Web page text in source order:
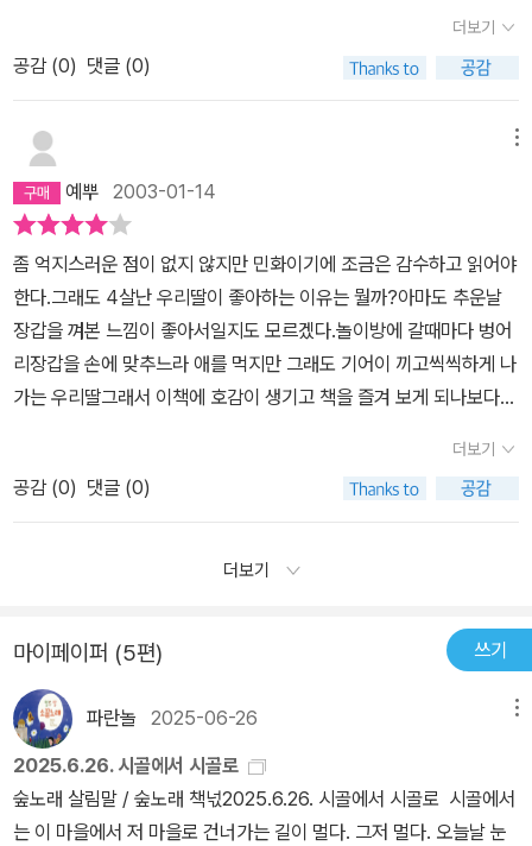
색깔이나 바탕의 배경색이 묘하게 달라 시각적 효과를 떨어뜨리고 있
었다. 배경색이 시간의 흐름을 짐작케 하기 위한 배려였다면 좀 더 일
이 너무 컸기 때문이었다. 바로 그 전 페이지에서는 곰이 구부정하게
뒷집을 지고 선 채 장갑 속으로 들어가길 청하고 있는데, 바로 다음장
은 숲 속에 장갑 한 짝이 떨어져 있는 처음 시작의 그림으로 돌아가 있
다. 본문의 그 긴박하고 극적인 전환이 달랑 이 그림 한 장으로 제시되
어 있는 것이다. '장갑은 금방이라도 터져버릴 것만 같았습니다. 그런
데 숲속을 걸어가던 할아버지는 장갑 한 짝이 없어진 것을 알아차렸
어요. 즉시 찾으러 되돌아왔습니다. 강아지가 먼저 뛰어갔습니다. 계
속해서 뛰어가자 장갑이 떨어져 있었어요. 장갑은 조금씩 움직이고
에서 기어나와 숲 속 여기저기로 달아났어요. 할아버지가 다가와서
장갑을 주워갔습니다.' (본문 마지막 장)이렇게 본문의 마지막 장을
몽땅 옮긴 것은, 이 글 아래 조그맣게 그려진 그림을 보면서 억울한 느
로운 이 마지막 장의 이야기가 달랑(!) 이 썰렁한 그림 하나로 대치되
보기에 이 책은 절반의 성공일 뿐이다.
라에서 번역 출간되어 많은 어린이들의 사랑을 받고 있다. 이 이야기
는 옛날 이야기의 전형적인 작품으로 그림책이 아니면 이해가 어려운
책이 아닌데 그림을 넣으므로 더 빛나게 된 그림책이라 한다. 그림책
은 내용과 그림이 일치해야 한다는 그런점에서 보면 이 책은 완전히
관찰하면 신기하게 다른 점들이 많이 나타난다. 다섯째 장면부터는
토끼가 동거하게 되고 집의 모양도 조금 더 바뀐다. 베란다처럼 마루
를 깔고 추녀를 달았고 마루 밑에는 창고 같은 작은 문이 하나 생겼다.
추녀에는 커다란 못이 하나 박혀 있는 것 까지 볼 수 있다. 여섯째 지
붕 굴뚝이 생기고 연기가 나온다. 일곱째 창문이 생겼고 추녀에는 종
이 매달려 있다. 여덟째 장갑이 꽉 차며 장갑의 한쪽에는 실밥이 터져
있는 것을 볼 수 있다.그림책에는 이렇게 그림을 보는 묘미가 있는 것
같다. 그림을 보는 시각을 깨우쳐 주며 그림 보는 안목을 키워주는 것
같다. 아이와 함께 읽으면서 그림에 몰두하며 보면 더 재미있을 것 같
더보기
공감 (0) 댓글 (0)
예뿌 2003-01-14
좀 억지스러운 점이 없지 않지만 민화이기에 조금은 감수하고 읽어야
한다.그래도 4살난 우리딸이 좋아하는 이유는 뭘까?아마도 추운날
장갑을 껴본 느낌이 좋아서일지도 모르겠다.놀이방에 갈때마다 벙어
리장갑을 손에 맞추느라 애를 먹지만 그래도 기어이 끼고씩씩하게 나
가는 우리딸그래서 이책에 호감이 생기고 책을 즐겨 보게 되나보다엄
물들이 사이좋게 들어가는 모습이 참 따뜻해 보이니까..그런데 하나,
둘, 동물들의 숫자를 세는 건 좀 불편하다고 표현하고 싶다.왜냐구 그
것까지 글로 써 놓지 않아도 엄마들이 알아서 재량껏 해줄 부분을 빼
앗은것 같아서..또 마지막 끝맺음이 좀 엉성한 느낌이 드는건할아버
리딸은 장갑을 아주 좋아하니까 본전은 뽑았다고 할수 있지 ㅋㅋㅋ
더보기
공감 (0) 댓글 (0)
더보기
마이페이퍼 (5편) 쓰기
파란놀 2025-06-26
2025.6.26. 시골에서 시골로
숲노래 살림말 / 숲노래 책넋2025.6.26. 시골에서 시골로 시골에서
는 이 마을에서 저 마을로 건너가는 길이 멀다. 그저 멀다. 오늘날 눈